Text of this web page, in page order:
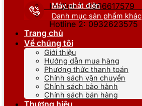
Hotline 1: 0866617579
Hotline 2: 0932623575
Máy phát điện
Danh mục sản phẩm khác
Trang chủ
Về chúng tôi
Giới thiệu
Hướng dẫn mua hàng
Phương thức thanh toán
Chính sách vận chuyển
Chính sách bảo hành
Chính sách bán hàng
Thương hiệu